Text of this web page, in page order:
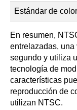
Estándar de color
En resumen,
entrelazadas,
segundo y utiliza
tecnología de
características
reproducción de
utilizan NTSC.